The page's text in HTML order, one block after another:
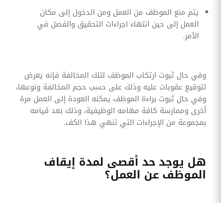
يتم منع الموظف من العمل ومن الدخول إلى مكان
العمل إلى حين انتهاء اجراءات التحقيق والفصل في
الأمر.
وفي حال ثبوت ارتكاب الموظف لتلك المخالفة فإنه يعرض
لتوقيع عقوبات عليه وذلك على حسب حجم المخالفة ونوعها،
وفي حال ثبوت براءة الموظف يمكنه العودة إلى العمل مرة
أخرى وممارسة كافة مهامه الوظيفية، وذلك بعد قيامه
بمجموعة من الإجراءات التي تنهي هذا الكف.
هل يوجد حد أقصى لمدة إيقاف
الموظف عن العمل؟